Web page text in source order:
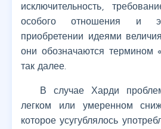
исключительность,
особого отношения и
приобретении идеями
они обозначаются термином
так далее.
В случае Харди
легком или умеренном
которое усугублялось